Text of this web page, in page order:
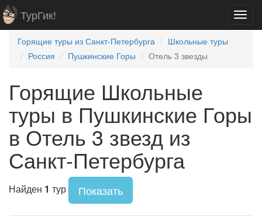
ТурГик!
Горящие туры из Санкт-Петербурга
Школьные туры
Россия
Пушкинские Горы Отель 3 звезды
Горящие Школьные
туры в Пушкинские Горы
в Отель 3 звезд из
Санкт-Петербурга
Найден 1 тур Показать